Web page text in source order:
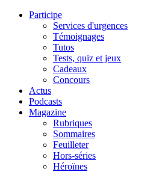
Participe
Services d'urgences
Témoignages
Tutos
Tests, quiz et jeux
Cadeaux
Concours
Actus
Podcasts
Magazine
Rubriques
Sommaires
Feuilleter
Hors-séries
Héroïnes